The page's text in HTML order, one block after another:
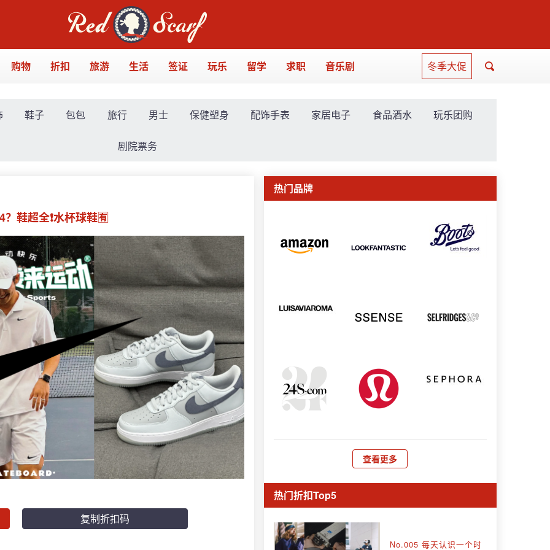
购物 折扣 旅游 生活 签证 玩乐 留学 求职 音乐剧 冬季大促
鞋子 包包 旅行 男士 保健塑身 配饰手表 家居电子 食品酒水 玩乐团购
剧院票务
鞋超全❗水杯球鞋🈶
复制折扣码
热门品牌
查看更多
热门折扣Top5
No.005 每天认识一个时